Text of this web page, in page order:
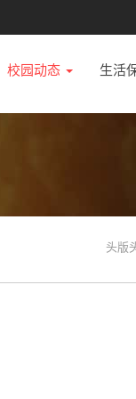
校园动态 生活
头版